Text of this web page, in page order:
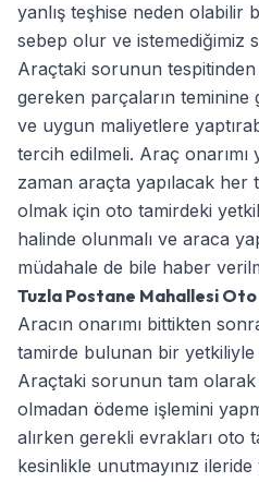
yanlış teşhise neden olabilir
sebep olur ve istemediğimiz
Araçtaki sorunun
gereken parçaların teminine
ve uygun maliyetlere
tercih edilmeli. Araç onarımı
zaman araçta yapılacak
olmak için oto tamirdeki
halinde olunmalı ve araca
müdahale de bile haber
Tuzla Postane Mahallesi
Aracın onarımı bittikten
tamirde bulunan bir yetkiliyle
Araçtaki sorunun tam olarak
olmadan ödeme işlemini
alırken gerekli evrakları oto
kesinlikle unutmayınız